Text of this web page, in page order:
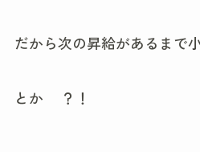
だから次の昇給があるまで
とか ？！